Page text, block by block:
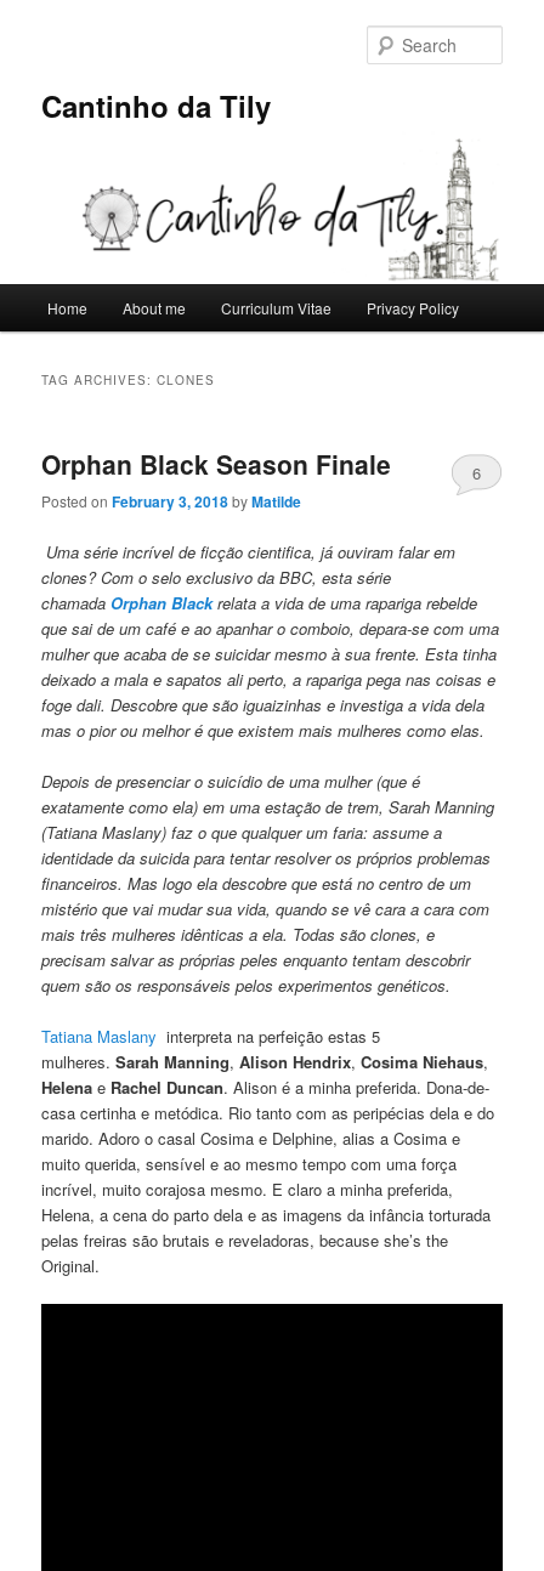
Cantinho da Tily
Home About me Curriculum Vitae Privacy Policy
TAG ARCHIVES:CLONES
Orphan Black Season Finale
Posted onFebruary 3, 2018byMatilde
6
Uma série incrível de ficção cientifica, já ouviram falar em
clones? Com o selo exclusivo da BBC, esta série
chamada Orphan Blackrelata a vida de uma rapariga rebelde
que sai de um café e ao apanhar o comboio, depara-se com uma
mulher que acaba de se suicidar mesmo à sua frente. Esta tinha
deixado a mala e sapatos ali perto, a rapariga pega nas coisas e
foge dali. Descobre que são iguaizinhas e investiga a vida dela
mas o pior ou melhor é que existem mais mulheres como elas.
Depois de presenciar o suicídio de uma mulher (que é
exatamente como ela) em uma estação de trem, Sarah Manning
(Tatiana Maslany) faz o que qualquer um faria: assume a
identidade da suicida para tentar resolver os próprios problemas
financeiros. Mas logo ela descobre que está no centro de um
mistério que vai mudar sua vida, quando se vê cara a cara com
mais três mulheres idênticas a ela. Todas são clones, e
precisam salvar as próprias peles enquanto tentam descobrir
quem são os responsáveis pelos experimentos genéticos.
Tatiana Maslany interpreta na perfeição estas 5
mulheres.Sarah Manning,Alison Hendrix,Cosima Niehaus,
Helena e Rachel Duncan. Alison é a minha preferida. Dona-de-
casa certinha e metódica. Rio tanto com as peripécias dela e do
marido. Adoro o casal Cosima e Delphine, alias a Cosima e
muito querida, sensível e ao mesmo tempo com uma força
incrível, muito corajosa mesmo. E claro a minha preferida,
Helena, a cena do parto dela e as imagens da infância torturada
pelas freiras são brutais e reveladoras, because she’s the
Original.